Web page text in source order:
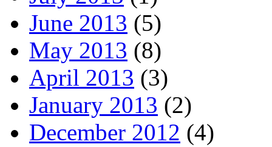
June 2013 (5)
May 2013 (8)
April 2013 (3)
January 2013 (2)
December 2012 (4)